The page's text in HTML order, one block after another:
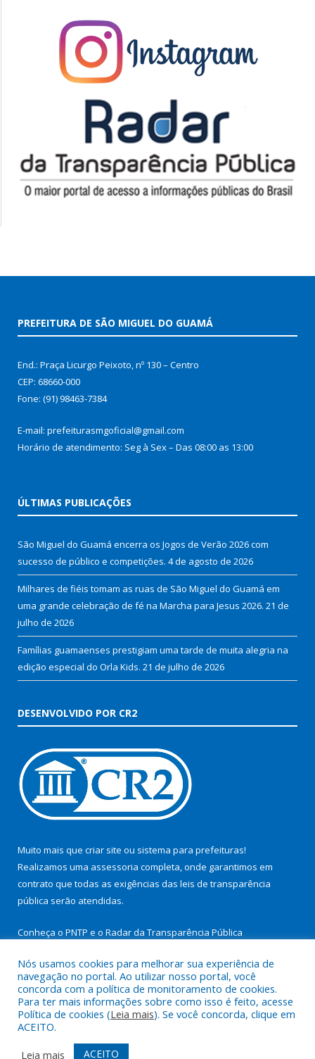
PREFEITURA DE SÃO MIGUEL DO GUAMÁ
End.: Praça Licurgo Peixoto, nº 130 – Centro
CEP: 68660-000
Fone: (91) 98463-7384
E-mail: prefeiturasmgoficial@gmail.com
Horário de atendimento: Seg à Sex – Das 08:00 as 13:00
ÚLTIMAS PUBLICAÇÕES
São Miguel do Guamá encerra os Jogos de Verão 2026 com
sucesso de público e competições. 4 de agosto de 2026
Milhares de fiéis tomam as ruas de São Miguel do Guamá em
uma grande celebração de fé na Marcha para Jesus 2026. 21 de
julho de 2026
Famílias guamaenses prestigiam uma tarde de muita alegria na
edição especial do Orla Kids. 21 de julho de 2026
DESENVOLVIDO POR CR2
Muito mais que criar site ou sistema para prefeituras!
Realizamos uma assessoria completa, onde garantimos em
contrato que todas as exigências das leis de transparência
pública serão atendidas.
Conheça o PNTP e o Radar da Transparência Pública
Todos os direitos reservados a Prefeitura Municipal de São
Miguel do Guamá.
Mapa do Site Acessar Área Administrativa
Nós usamos cookies para melhorar sua experiência de
navegação no portal. Ao utilizar nosso portal, você
concorda com a política de monitoramento de cookies.
Para ter mais informações sobre como isso é feito, acesse
Política de cookies (Leia mais). Se você concorda, clique em
ACEITO.
Leia mais
ACEITO